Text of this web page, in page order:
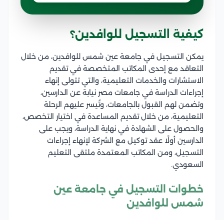
كيفية التسجيل للوافدين؟
يمكن التسجيل في جامعة عين شمس للوافدين، من خلال
التعاقد مع إحدى المكاتب المتخصصة في تقديم
الاستشارات والخدمات التعليمية، والتي تتولى إنهاء
إجراءات الدراسة في جامعات مصر نيابة عن الدارسين،
وتضمن لهم القبول بالجامعات، وتُيسر عليهم الرحلة
التعليمية، من خلال تقديم المساعدة في اختيار التخصص،
والحصول على الشهادة في نهاية الدراسة، ويجب على
الدارسين أولًا عقد توكيل مع الشركة لإنهاء إجراءات
التسجيل، ومن المكاتب المعتمدة ملتقى التعليم
السعودي.
خطوات التسجيل في جامعة عين
شمس للوافدين